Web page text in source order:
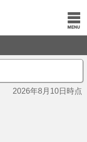
2026年8月10日時点